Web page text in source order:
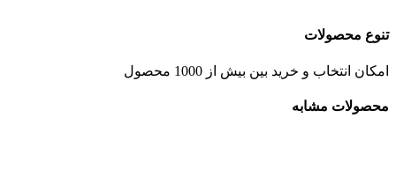
تنوع محصولات
امکان انتخاب و خرید بین بیش از 1000 محصول
محصولات مشابه